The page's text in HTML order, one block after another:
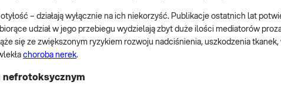
– działają wyłącznie na ich niekorzyść. Publikacje ostatnich lat
udział w jego przebiegu wydzielają zbyt duże ilości mediatorów
się ze zwiększonym ryzykiem rozwoju nadciśnienia, uszkodzenia
choroba nerek.
nefrotoksycznym